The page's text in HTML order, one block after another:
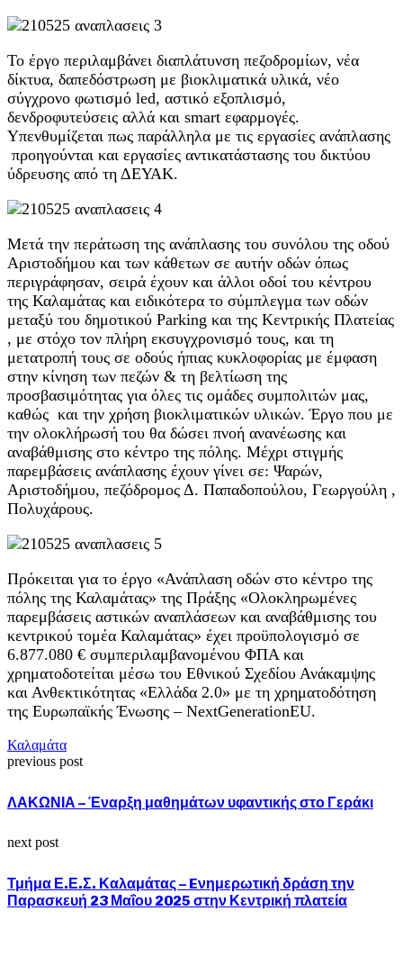
Το έργο περιλαμβάνει διαπλάτυνση πεζοδρομίων, νέα
δίκτυα, δαπεδόστρωση με βιοκλιματικά υλικά, νέο
σύγχρονο φωτισμό led, αστικό εξοπλισμό,
δενδροφυτεύσεις αλλά και smart εφαρμογές.
Υπενθυμίζεται πως παράλληλα με τις εργασίες ανάπλασης
προηγούνται και εργασίες αντικατάστασης του δικτύου
ύδρευσης από τη ΔΕΥΑΚ.
Μετά την περάτωση της ανάπλασης του συνόλου της οδού
Αριστοδήμου και των κάθετων σε αυτήν οδών όπως
περιγράφησαν, σειρά έχουν και άλλοι οδοί του κέντρου
της Καλαμάτας και ειδικότερα το σύμπλεγμα των οδών
μεταξύ του δημοτικού Parking και της Κεντρικής Πλατείας
, με στόχο τον πλήρη εκσυγχρονισμό τους, και τη
μετατροπή τους σε οδούς ήπιας κυκλοφορίας με έμφαση
στην κίνηση των πεζών & τη βελτίωση της
προσβασιμότητας για όλες τις ομάδες συμπολιτών μας,
καθώς και την χρήση βιοκλιματικών υλικών. Έργο που με
την ολοκλήρωσή του θα δώσει πνοή ανανέωσης και
αναβάθμισης στο κέντρο της πόλης. Μέχρι στιγμής
παρεμβάσεις ανάπλασης έχουν γίνει σε: Ψαρών,
Αριστοδήμου, πεζόδρομος Δ. Παπαδοπούλου, Γεωργούλη ,
Πολυχάρους.
Πρόκειται για το έργο «Ανάπλαση οδών στο κέντρο της
πόλης της Καλαμάτας» της Πράξης «Ολοκληρωμένες
παρεμβάσεις αστικών αναπλάσεων και αναβάθμισης του
κεντρικού τομέα Καλαμάτας» έχει προϋπολογισμό σε
6.877.080 € συμπεριλαμβανομένου ΦΠΑ και
χρηματοδοτείται μέσω του Εθνικού Σχεδίου Ανάκαμψης
και Ανθεκτικότητας «Ελλάδα 2.0» με τη χρηματοδότηση
της Ευρωπαϊκής Ένωσης – NextGenerationEU.
Καλαμάτα
previous post
ΛΑΚΩΝΙΑ – Έναρξη μαθημάτων υφαντικής στο Γεράκι
next post
Τμήμα Ε.Ε.Σ. Καλαμάτας – Eνημερωτική δράση την
Παρασκευή 23 Μαΐου 2025 στην Κεντρική πλατεία